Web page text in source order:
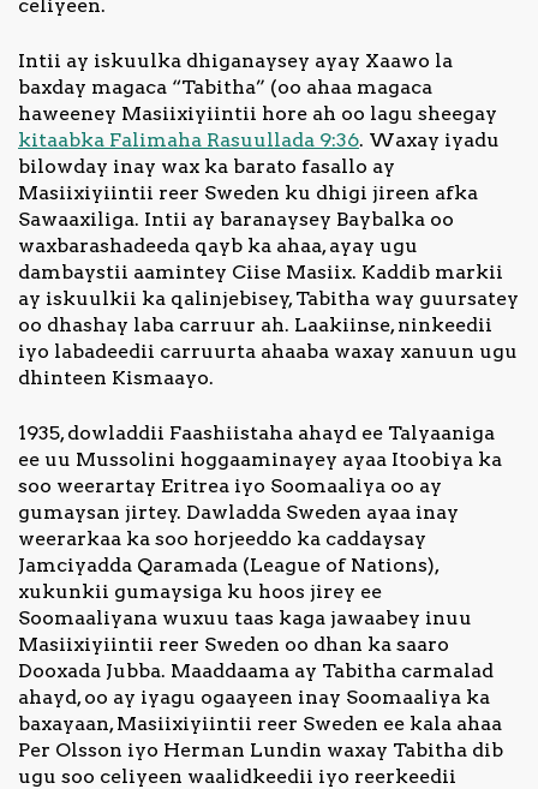
celiyeen.
Intii ay iskuulka dhiganaysey ayay Xaawo la
baxday magaca “Tabitha” (oo ahaa magaca
haweeney Masiixiyiintii hore ah oo lagu sheegay
kitaabka Falimaha Rasuullada 9:36. Waxay iyadu
bilowday inay wax ka barato fasallo ay
Masiixiyiintii reer Sweden ku dhigi jireen afka
Sawaaxiliga. Intii ay baranaysey Baybalka oo
waxbarashadeeda qayb ka ahaa, ayay ugu
dambaystii aamintey Ciise Masiix. Kaddib markii
ay iskuulkii ka qalinjebisey, Tabitha way guursatey
oo dhashay laba carruur ah. Laakiinse, ninkeedii
iyo labadeedii carruurta ahaaba waxay xanuun ugu
dhinteen Kismaayo.
1935, dowladdii Faashiistaha ahayd ee Talyaaniga
ee uu Mussolini hoggaaminayey ayaa Itoobiya ka
soo weerartay Eritrea iyo Soomaaliya oo ay
gumaysan jirtey. Dawladda Sweden ayaa inay
weerarkaa ka soo horjeeddo ka caddaysay
Jamciyadda Qaramada (League of Nations),
xukunkii gumaysiga ku hoos jirey ee
Soomaaliyana wuxuu taas kaga jawaabey inuu
Masiixiyiintii reer Sweden oo dhan ka saaro
Dooxada Jubba. Maaddaama ay Tabitha carmalad
ahayd, oo ay iyagu ogaayeen inay Soomaaliya ka
baxayaan, Masiixiyiintii reer Sweden ee kala ahaa
Per Olsson iyo Herman Lundin waxay Tabitha dib
ugu soo celiyeen waalidkeedii iyo reerkeedii